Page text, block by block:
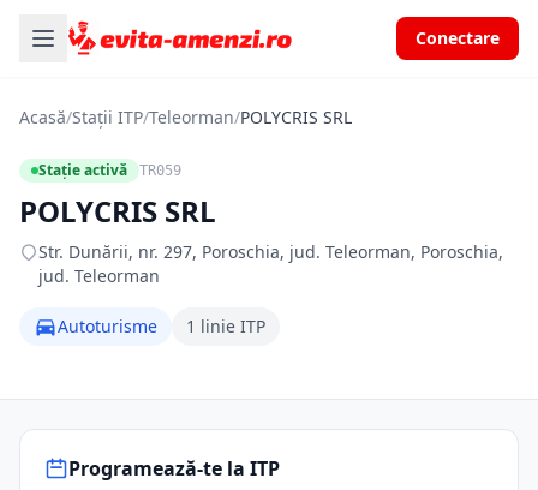
Conectare
Acasă/Stații ITP/Teleorman/POLYCRIS SRL
Stație activă TR059
POLYCRIS SRL
Str. Dunării, nr. 297, Poroschia, jud. Teleorman, Poroschia,
jud. Teleorman
Autoturisme 1 linie ITP
Programează-te la ITP